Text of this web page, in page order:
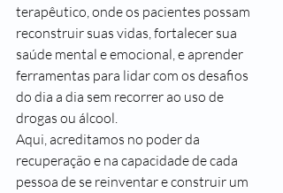
terapêutico, onde os pacientes possam
reconstruir suas vidas, fortalecer sua
saúde mental e emocional, e aprender
ferramentas para lidar com os desafios
do dia a dia sem recorrer ao uso de
drogas ou álcool.
Aqui, acreditamos no poder da
recuperação e na capacidade de cada
pessoa de se reinventar e construir um